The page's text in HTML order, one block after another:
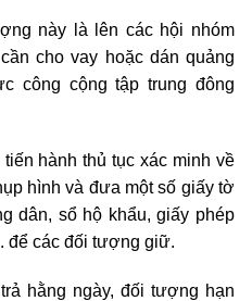
này là lên các hội nhóm
cho vay hoặc dán quảng
công cộng tập trung đông
hành thủ tục xác minh về
hình và đưa một số giấy tờ
dân, sổ hộ khẩu, giấy phép
để các đối tượng giữ.
hằng ngày, đối tượng hạn